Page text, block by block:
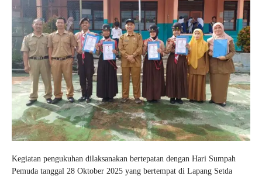
Kegiatan pengukuhan dilaksanakan bertepatan dengan Hari Sumpah
Pemuda tanggal 28 Oktober 2025 yang bertempat di Lapang Setda